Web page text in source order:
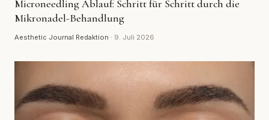
Microneedling Ablauf: Schritt für Schritt durch die
Mikronadel-Behandlung
Aesthetic Journal Redaktion · 9. Juli 2026